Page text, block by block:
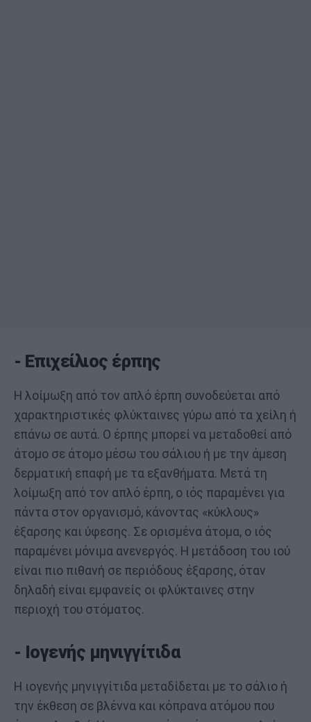
- Επιχείλιος έρπης
Η λοίμωξη από τον απλό έρπη συνοδεύεται από
χαρακτηριστικές φλύκταινες γύρω από τα χείλη ή
επάνω σε αυτά. Ο έρπης μπορεί να μεταδοθεί από
άτομο σε άτομο μέσω του σάλιου ή με την άμεση
δερματική επαφή με τα εξανθήματα. Μετά τη
λοίμωξη από τον απλό έρπη, ο ιός παραμένει για
πάντα στον οργανισμό, κάνοντας «κύκλους»
έξαρσης και ύφεσης. Σε ορισμένα άτομα, ο ιός
παραμένει μόνιμα ανενεργός. Η μετάδοση του ιού
είναι πιο πιθανή σε περιόδους έξαρσης, όταν
δηλαδή είναι εμφανείς οι φλύκταινες στην
περιοχή του στόματος.
- Ιογενής μηνιγγίτιδα
Η ιογενής μηνιγγίτιδα μεταδίδεται με το σάλιο ή
την έκθεση σε βλέννα και κόπρανα ατόμου που